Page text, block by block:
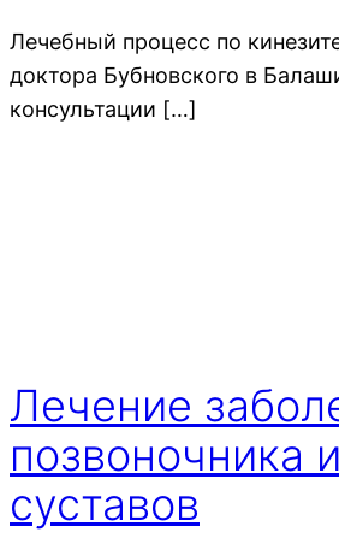
Лечебный процесс по
доктора Бубновского в
консультации […]
Лечение
позвоночника и
суставов